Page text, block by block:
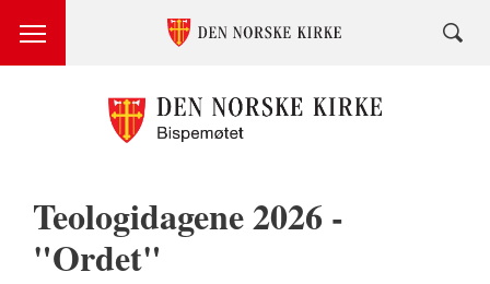
Teologidagene 2026 -
"Ordet"